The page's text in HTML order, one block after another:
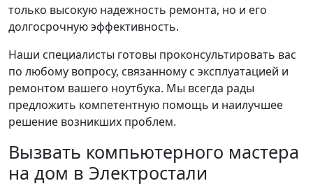
только высокую надежность ремонта, но и его
долгосрочную эффективность.
Наши специалисты готовы проконсультировать вас
по любому вопросу, связанному с эксплуатацией и
ремонтом вашего ноутбука. Мы всегда рады
предложить компетентную помощь и наилучшее
решение возникших проблем.
Вызвать компьютерного мастера
на дом в Электростали